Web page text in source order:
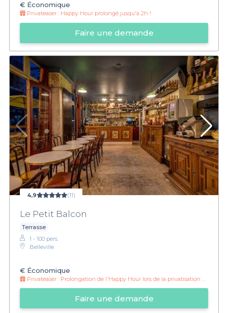
€ Économique
Privateaser : Happy Hour prolongé jusqu'à 2h !
Faire une demande
4,9 (11)
Le Petit Balcon
Terrasse
1 - 100 pers.
Belleville
€ Économique
Privateaser : Prolongation de l'Happy Hour lors de la privatisation du rez-de-chaussée !
Faire une demande